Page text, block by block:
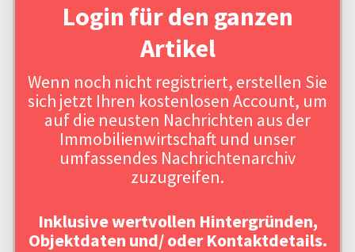
Login für den ganzen
Artikel
Wenn noch nicht registriert, erstellen Sie
sich jetzt Ihren kostenlosen Account, um
auf die neusten Nachrichten aus der
Immobilienwirtschaft und unser
umfassendes Nachrichtenarchiv
zuzugreifen.
Inklusive wertvollen Hintergründen,
Objektdaten und/ oder Kontaktdetails.